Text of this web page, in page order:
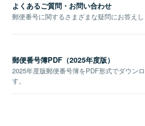
よくあるご質問・お問い合わせ
郵便番号に関するさまざまな疑問にお答えし
郵便番号簿PDF（2025年度版）
2025年度版郵便番号簿をPDF形式でダウン
す。